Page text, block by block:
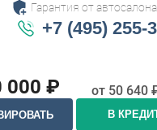
Гарантия от
+7 (495) 255-
000 ₽ от 50 640
В